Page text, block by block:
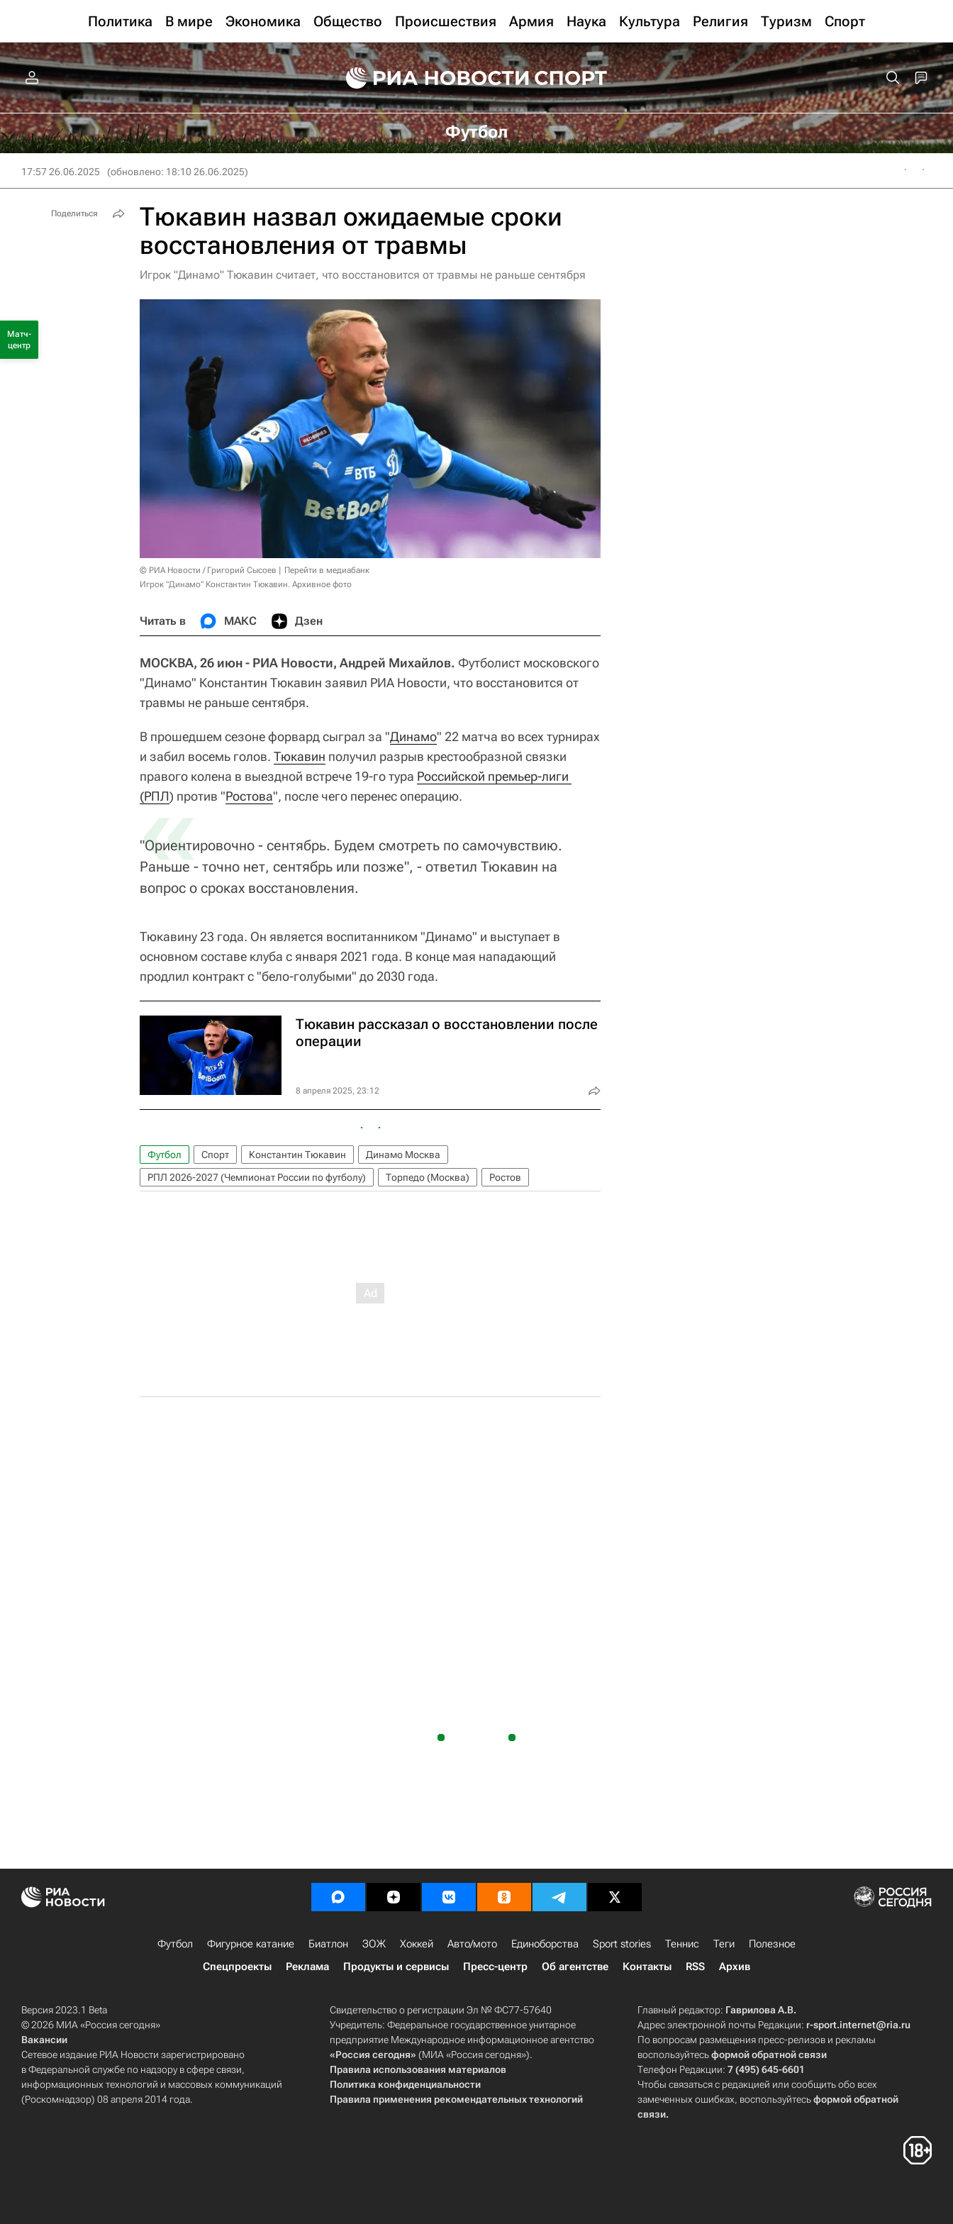
Политика В мире Экономика Общество Происшествия Армия Наука Культура Религия Туризм Спорт
Футбол
17:57 26.06.2025 (обновлено: 18:10 26.06.2025)
Тюкавин назвал ожидаемые сроки
восстановления от травмы
Игрок "Динамо" Тюкавин считает, что восстановится от травмы не раньше сентября
© РИА Новости / Григорий Сысоев
Перейти в медиабанк
Игрок "Динамо" Константин Тюкавин. Архивное фото
Читать в МАКС Дзен
МОСКВА, 26 июн - РИА Новости, Андрей Михайлов. Футболист московского
"Динамо" Константин Тюкавин заявил РИА Новости, что восстановится от
травмы не раньше сентября.
В прошедшем сезоне форвард сыграл за "Динамо" 22 матча во всех турнирах
и забил восемь голов. Тюкавин получил разрыв крестообразной связки
правого колена в выездной встрече 19-го тура Российской премьер-лиги
(РПЛ) против "Ростова", после чего перенес операцию.
«
"Ориентировочно - сентябрь. Будем смотреть по самочувствию.
Раньше - точно нет, сентябрь или позже", - ответил Тюкавин на
вопрос о сроках восстановления.
Тюкавину 23 года. Он является воспитанником "Динамо" и выступает в
основном составе клуба с января 2021 года. В конце мая нападающий
продлил контракт с "бело-голубыми" до 2030 года.
Тюкавин рассказал о восстановлении после
операции
8 апреля 2025, 23:12
Футбол Спорт Константин Тюкавин
Динамо Москва
РПЛ 2026-2027 (Чемпионат России по футболу)
Торпедо (Москва) Ростов
Поделиться
Матч-
центр
Футбол Фигурное катание Биатлон ЗОЖ Хоккей Авто/мото Единоборства Sport stories Теннис Теги
Полезное
Спецпроекты
Реклама Продукты и сервисы Пресс-центр Об агентстве Контакты RSS Архив
Версия 2023.1 Beta
© 2026 МИА «Россия сегодня»
Вакансии
Сетевое издание РИА Новости зарегистрировано
в Федеральной службе по надзору в сфере связи,
информационных технологий и массовых коммуникаций
(Роскомнадзор) 08 апреля 2014 года.
Свидетельство о регистрации Эл № ФС77-57640
Учредитель: Федеральное государственное унитарное
предприятие Международное информационное агентство
«Россия сегодня» (МИА «Россия сегодня»).
Правила использования материалов
Политика конфиденциальности
Правила применения рекомендательных технологий
Главный редактор: Гаврилова А.В.
Адрес электронной почты Редакции: r-sport.internet@ria.ru
По вопросам размещения пресс-релизов и рекламы
воспользуйтесьформой обратной связи
Телефон Редакции:7 (495) 645-6601
Чтобы связаться с редакцией или сообщить обо всех
замеченных ошибках, воспользуйтесьформой обратной
связи.